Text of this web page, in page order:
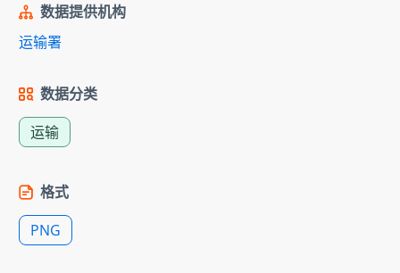
数据提供机构
运输署
数据分类
运输
格式
PNG